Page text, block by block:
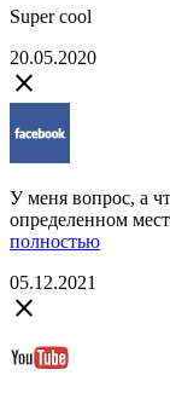
Super cool
20.05.2020
close
У меня вопрос, а
определенном
полностью
05.12.2021
close